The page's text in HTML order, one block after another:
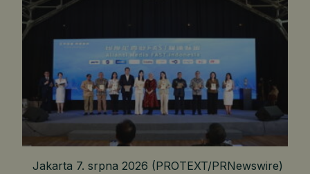
Jakarta 7. srpna 2026 (PROTEXT/PRNewswire)